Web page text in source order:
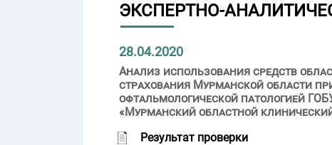
ЭКСПЕРТНО-
28.04.2020
Анализ использования средств
страхования Мурманской области
офтальмологической патологией
«Мурманский областной
Результат проверки